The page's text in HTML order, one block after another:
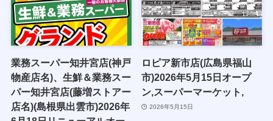
業務スーパー知井宮店(神戸
物産店名)、生鮮＆業務スー
パー知井宮店(藤増ストアー
店名)(島根県出雲市)2026年
ロピア新市店(広島県福山
市)2026年5月15日オープ
ン,スーパーマーケット,
2026年5月15日